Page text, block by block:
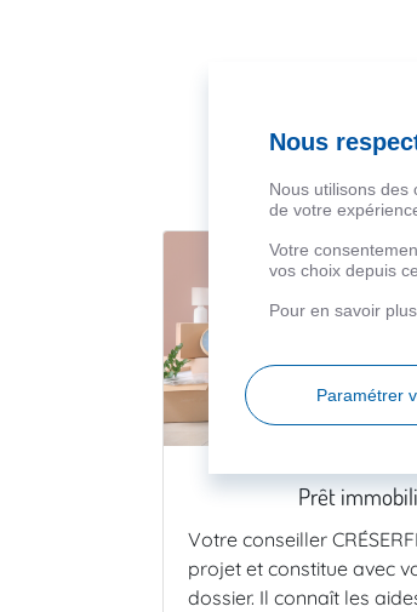
Prêt
Votre conseiller
projet et constitue avec
dossier. Il connaît les
Nous
Nous utilisons des
de votre
Votre
vos choix depuis
Pour en savoir
Paramétrer